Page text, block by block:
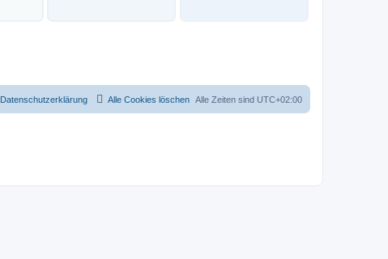
Alle Zeiten sind UTC+02:00
Alle Cookies löschen
Datenschutzerklärung